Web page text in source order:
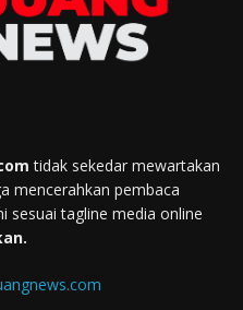
tidak sekedar mewartakan
mencerahkan pembaca
sesuai tagline media online